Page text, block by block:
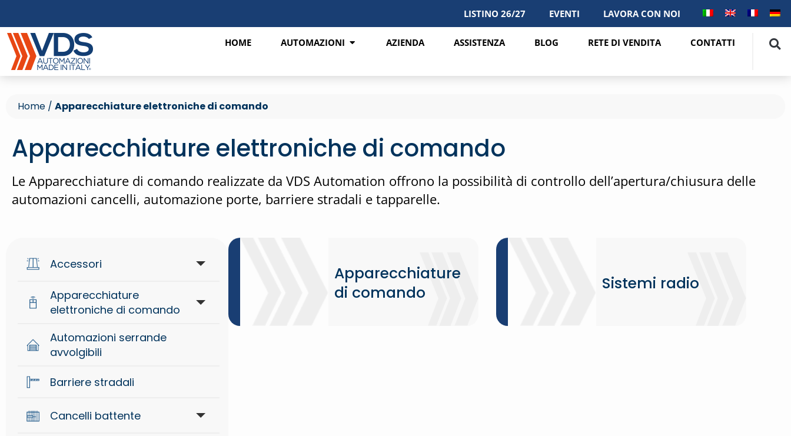
LISTINO 26/27 EVENTI LAVORA CON NOI
HOME AUTOMAZIONI AZIENDA ASSISTENZA BLOG RETE DI VENDITA CONTATTI
Home / Apparecchiature elettroniche di comando
Apparecchiature elettroniche di comando
Le Apparecchiature di comando realizzate da VDS Automation offrono la possibilità di controllo dell’apertura/chiusura delle
automazioni cancelli, automazione porte, barriere stradali e tapparelle.
Accessori
Accessori di segnalazione
Accessori generici
Apparecchiature
elettroniche di comando
Apparecchiature di comando
Sistemi radio
Automazioni serrande
avvolgibili
Barriere stradali
Cancelli battente
Apparecchiature
di comando
Sistemi radio